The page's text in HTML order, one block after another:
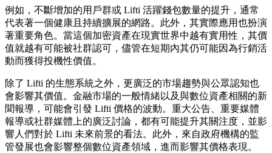
例如，不斷增加的用戶群或 Lifti 活躍錢包數量的提升，通常
代表著一個健康且持續擴展的網路。此外，其實際應用也扮演
著重要角色。當這個加密資產在現實世界中越有實用性，其價
值就越有可能被社群認可，儘管在短期內其仍可能因為行銷活
動而獲得投機性價值。
除了 Lifti 的生態系統之外，更廣泛的市場趨勢與公眾認知也
會影響其價值。金融市場的一般情緒以及與數位資產相關的新
聞報導，可能會引發 Lifti 價格的波動。重大公告、重要媒體
報導或社群媒體上的廣泛討論，都有可能提升其關注度，並影
響人們對於 Lifti 未來前景的看法。此外，來自政府機構的監
管發展也會影響整個數位資產領域，進而影響其價格表現。